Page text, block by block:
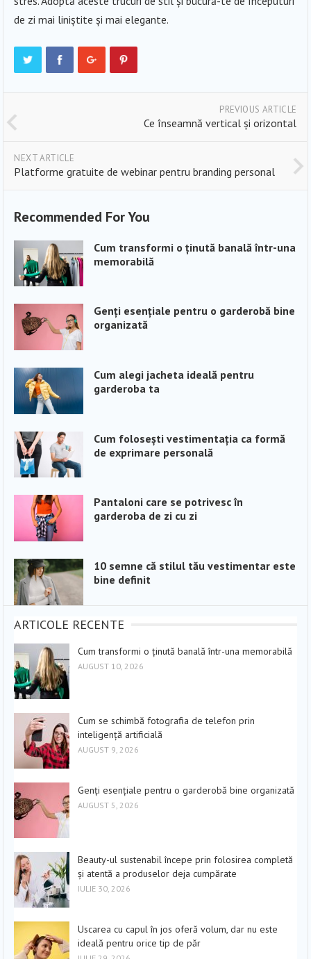
de zi mai liniștite și mai elegante.
PREVIOUS ARTICLE
Ce înseamnă vertical și orizontal
NEXT ARTICLE
Platforme gratuite de webinar pentru branding personal
Recommended For You
Cum transformi o ținută banală într-una
memorabilă
Genți esențiale pentru o garderobă bine
organizată
Cum alegi jacheta ideală pentru
garderoba ta
Cum folosești vestimentația ca formă
de exprimare personală
Pantaloni care se potrivesc în
garderoba de zi cu zi
10 semne că stilul tău vestimentar este
bine definit
ARTICOLE RECENTE
Cum transformi o ținută banală într-una memorabilă
AUGUST 10, 2026
Cum se schimbă fotografia de telefon prin
inteligență artificială
AUGUST 9, 2026
Genți esențiale pentru o garderobă bine organizată
AUGUST 5, 2026
Beauty-ul sustenabil începe prin folosirea completă
și atentă a produselor deja cumpărate
IULIE 30, 2026
Uscarea cu capul în jos oferă volum, dar nu este
ideală pentru orice tip de păr